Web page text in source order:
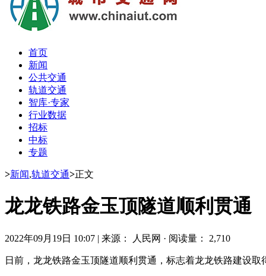
首页
新闻
公共交通
轨道交通
智库·专家
行业数据
招标
中标
专题
>新闻,轨道交通>正文
龙龙铁路金玉顶隧道顺利贯通
2022年09月19日 10:07 | 来源： 人民网 · 阅读量： 2,710
日前，龙龙铁路金玉顶隧道顺利贯通，标志着龙龙铁路建设